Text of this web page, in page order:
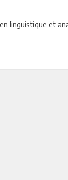
linguistique et